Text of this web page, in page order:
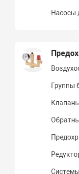
Насосы
Группы